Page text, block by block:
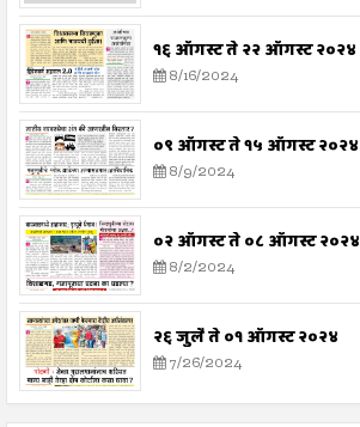
१६ ऑगस्ट ते २२ ऑगस्ट २०२४
8/16/2024
०९ ऑगस्ट ते १५ ऑगस्ट २०२४
8/9/2024
०२ ऑगस्ट ते ०८ ऑगस्ट २०२४
8/2/2024
२६ जुलै ते ०१ ऑगस्ट २०२४
7/26/2024